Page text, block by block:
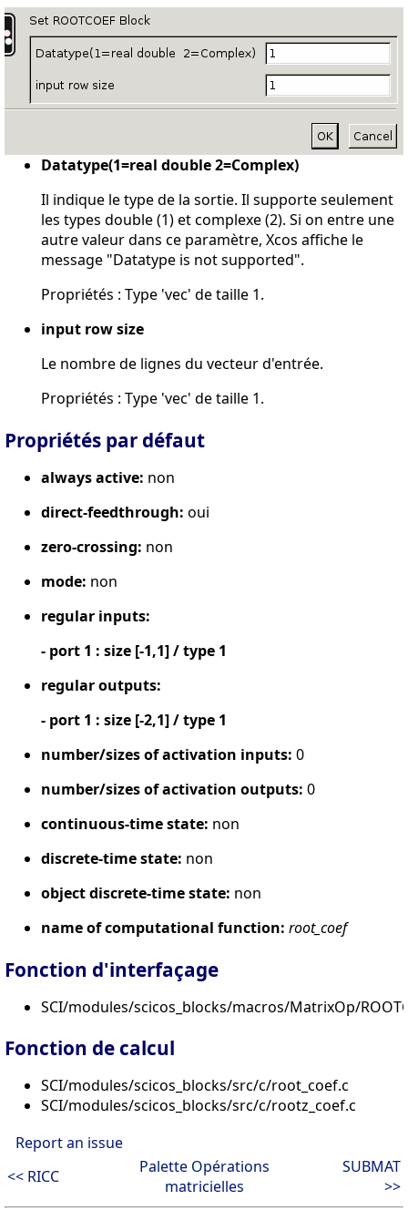
Datatype(1=real double 2=Complex)
Il indique le type de la sortie. Il supporte seulement
les types double (1) et complexe (2). Si on entre une
autre valeur dans ce paramètre, Xcos affiche le
message "Datatype is not supported".
Propriétés : Type 'vec' de taille 1.
input row size
Le nombre de lignes du vecteur d'entrée.
Propriétés : Type 'vec' de taille 1.
Propriétés par défaut
always active: non
direct-feedthrough: oui
zero-crossing: non
mode: non
regular inputs:
- port 1 : size [-1,1] / type 1
regular outputs:
- port 1 : size [-2,1] / type 1
number/sizes of activation inputs: 0
number/sizes of activation outputs: 0
continuous-time state: non
discrete-time state: non
object discrete-time state: non
name of computational function: root_coef
Fonction d'interfaçage
SCI/modules/scicos_blocks/macros/MatrixOp/
Fonction de calcul
SCI/modules/scicos_blocks/src/c/root_coef.c
SCI/modules/scicos_blocks/src/c/rootz_coef.c
Report an issue
<< RICC
Palette Opérations
matricielles
SUBMAT
>>